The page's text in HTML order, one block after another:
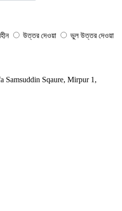
উত্তর দেওয়া
ভুল উত্তর দেওয়া
Samsuddin Sqaure, Mirpur 1,